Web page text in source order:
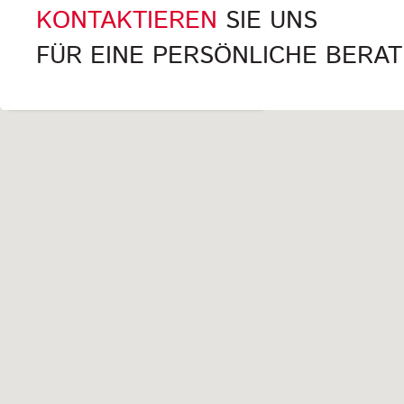
KONTAKTIEREN SIE UNS
FÜR EINE PERSÖNLICHE